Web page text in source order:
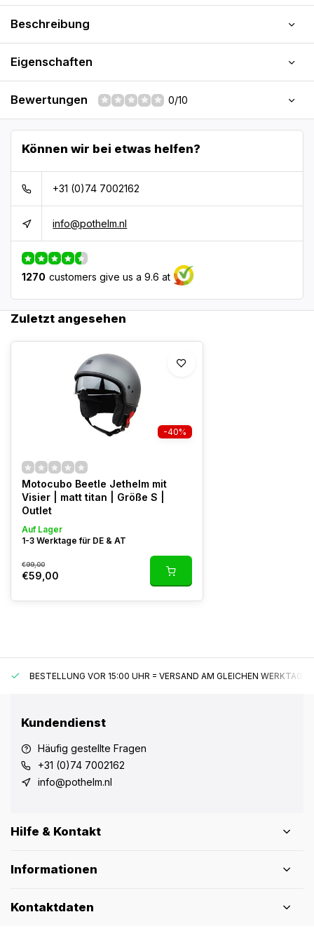
Beschreibung
Eigenschaften
Bewertungen 0/10
Können wir bei etwas helfen?
+31 (0)74 7002162
info@pothelm.nl
1270 customers give us a 9.6 at
Zuletzt angesehen
-40%
Motocubo Beetle Jethelm mit
Visier | matt titan | Größe S |
Outlet
Auf Lager
1-3 Werktage für DE & AT
€99,00
€59,00
BESTELLUNG VOR 15:00 UHR = VERSAND AM GLEICHEN WERKTAG*
Kundendienst
Häufig gestellte Fragen
+31 (0)74 7002162
info@pothelm.nl
Hilfe & Kontakt
Informationen
Kontaktdaten